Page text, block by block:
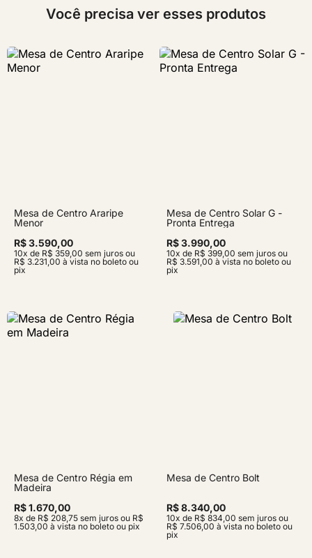
Você precisa ver esses produtos
Mesa de Centro Araripe
Menor
R$ 3.590,00
10x de R$ 359,00 sem juros ou
R$ 3.231,00 à vista no boleto ou
pix
Mesa de Centro Solar G -
Pronta Entrega
R$ 3.990,00
10x de R$ 399,00 sem juros ou
R$ 3.591,00 à vista no boleto ou
pix
Mesa de Centro Régia em
Madeira
R$ 1.670,00
8x de R$ 208,75 sem juros ou R$
1.503,00 à vista no boleto ou pix
Mesa de Centro Bolt
R$ 8.340,00
10x de R$ 834,00 sem juros ou
R$ 7.506,00 à vista no boleto ou
pix